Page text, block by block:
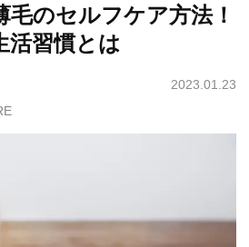
毛のセルフケア方法！
活習慣とは
2023.01.23